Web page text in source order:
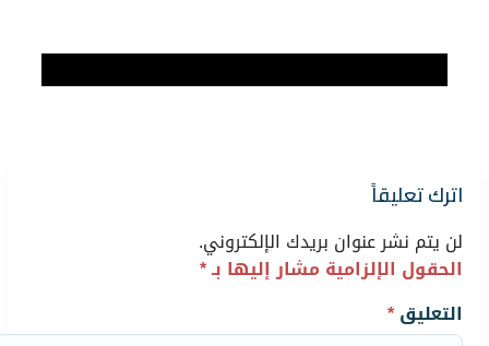
اترك تعليقاً
لن يتم نشر عنوان بريدك الإلكتروني.
الحقول الإلزامية مشار إليها بـ*
التعليق*